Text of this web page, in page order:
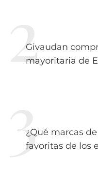
Givaudan
mayoritaria de
¿Qué marcas
favoritas de los